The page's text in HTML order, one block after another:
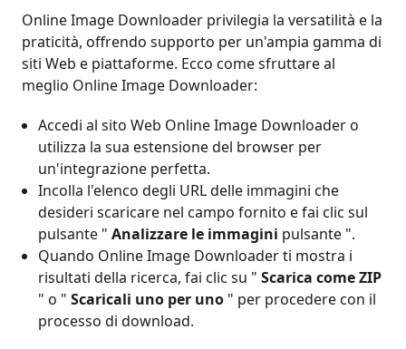
Online Image Downloader privilegia la versatilità e la
praticità, offrendo supporto per un'ampia gamma di
siti Web e piattaforme. Ecco come sfruttare al
meglio Online Image Downloader:
Accedi al sito Web Online Image Downloader o
utilizza la sua estensione del browser per
un'integrazione perfetta.
Incolla l'elenco degli URL delle immagini che
desideri scaricare nel campo fornito e fai clic sul
pulsante " Analizzare le immagini pulsante ".
Quando Online Image Downloader ti mostra i
risultati della ricerca, fai clic su " Scarica come ZIP
" o " Scaricali uno per uno " per procedere con il
processo di download.